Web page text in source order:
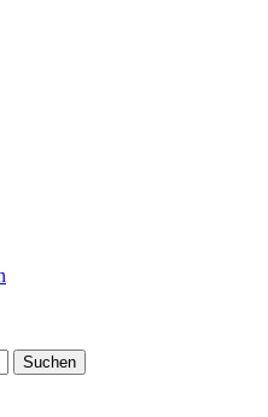
Suchen